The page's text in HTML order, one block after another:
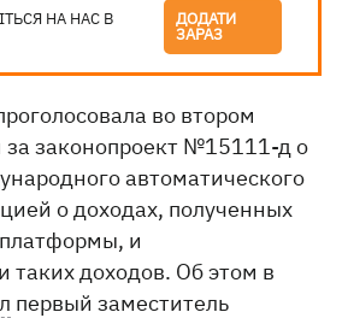
НА НАС В ДОДАТИ
ЗАРАЗ
во втором
за законопроект №15111-д о
автоматического
о доходах, полученных
и
таких доходов. Об этом в
первый заместитель